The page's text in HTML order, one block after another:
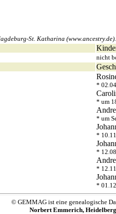
St. Katharina (www.ancestry.de).
nicht
*
* um
* um
*
*
*
*
© GEMMAG ist eine genealogische
Norbert Emmerich, Heidelberg